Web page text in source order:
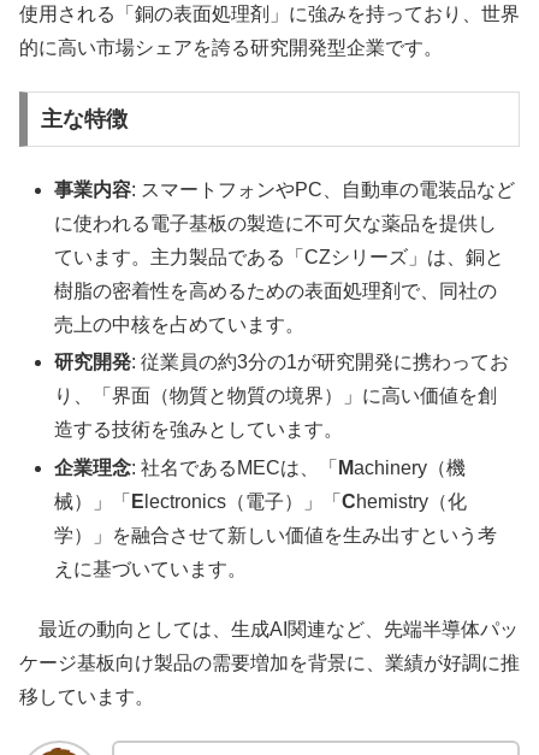
使用される「銅の表面処理剤」に強みを持っており、世界
的に高い市場シェアを誇る研究開発型企業です。
主な特徴
事業内容: スマートフォンやPC、自動車の電装品など
に使われる電子基板の製造に不可欠な薬品を提供し
ています。主力製品である「CZシリーズ」は、銅と
樹脂の密着性を高めるための表面処理剤で、同社の
売上の中核を占めています。
研究開発: 従業員の約3分の1が研究開発に携わってお
り、「界面（物質と物質の境界）」に高い価値を創
造する技術を強みとしています。
企業理念: 社名であるMECは、「 Machinery（機
械）」「 E lectronics（電子）」「Chemistry（化
学）」を融合させて新しい価値を生み出すという考
えに基づいています。
最近の動向としては、生成AI関連など、先端半導体パッ
ケージ基板向け製品の需要増加を背景に、業績が好調に推
移しています。